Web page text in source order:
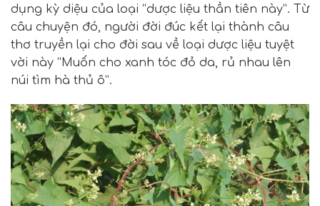
dụng kỳ diệu của loại “dược liệu thần tiên này”. Từ
câu chuyện đó, người đời đúc kết lại thành câu
thơ truyền lại cho đời sau về loại dược liệu tuyệt
vời này “Muốn cho xanh tóc đỏ da, rủ nhau lên
núi tìm hà thủ ô”.